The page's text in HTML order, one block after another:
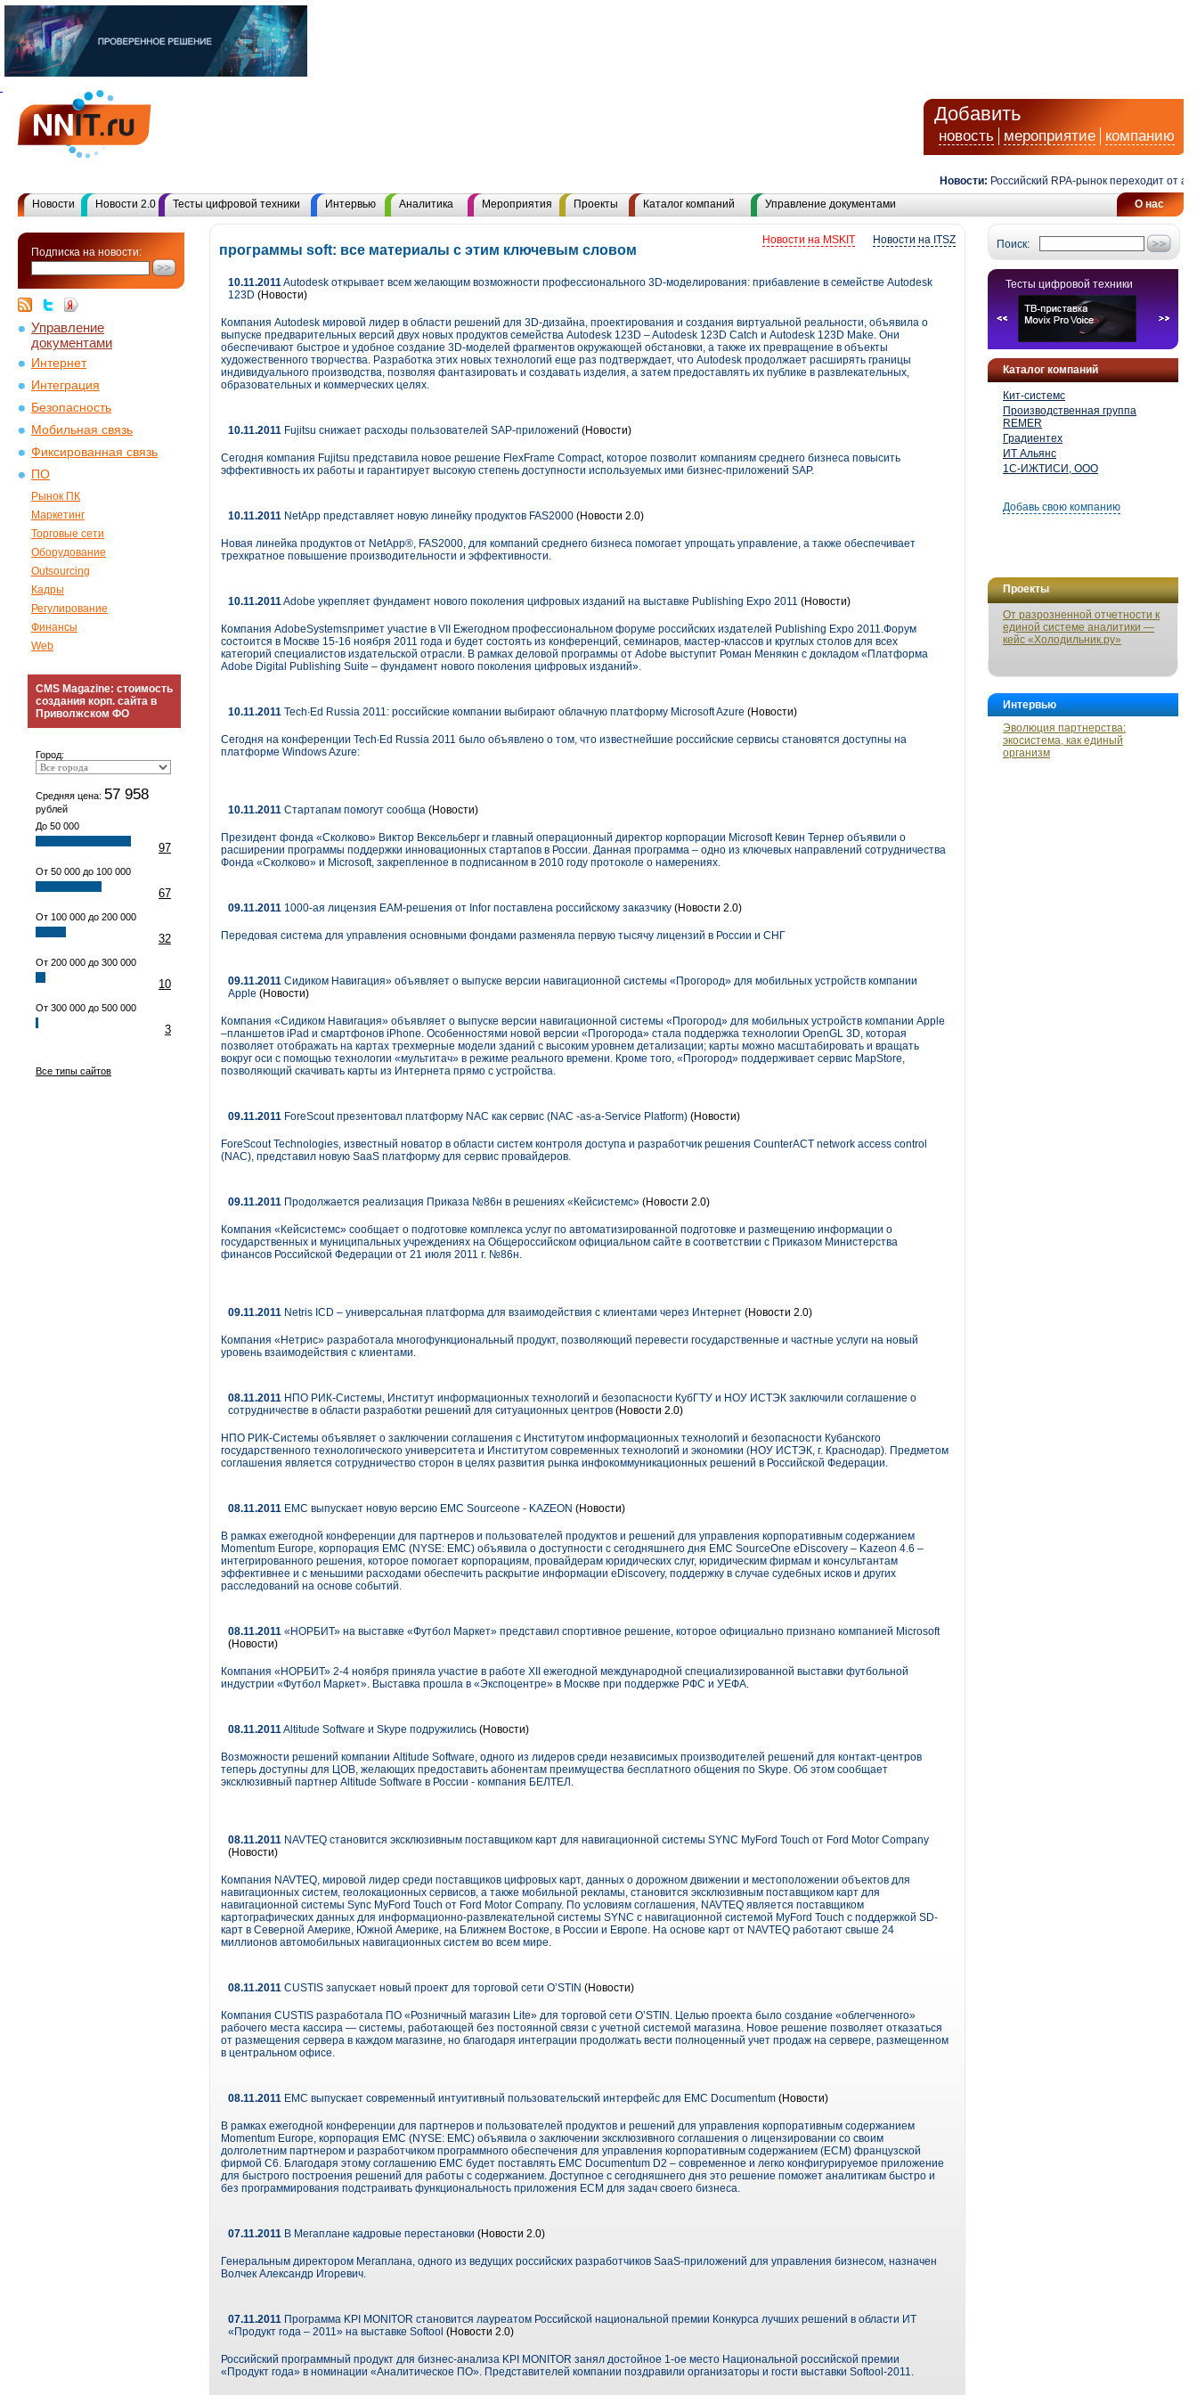
Добавить
новость мероприятие компанию
Новости: Российский RPA-рынок переходит от
О нас
Новости Новости 2.0 Тесты цифровой техники Интервью Аналитика Мероприятия Проекты Каталог компаний Управление документами
Подписка на новости:
Управление
документами
Интернет
Интеграция
Безопасность
Мобильная связь
Фиксированная связь
ПО
Рынок ПК
Маркетинг
Торговые сети
Оборудование
Outsourcing
Кадры
Регулирование
Финансы
Web
CMS Magazine: стоимость
создания корп. сайта в
Приволжском ФО
Город:
Средняя цена: 57 958
рублей
До 50 000
97
От 50 000 до 100 000
67
От 100 000 до 200 000
32
От 200 000 до 300 000
10
От 300 000 до 500 000
3
Все типы сайтов
Поиск:
Тесты цифровой техники
Каталог компаний
Кит-системс
Производственная группа
REMER
Градиентех
ИТ Альянс
1С-ИЖТИСИ, ООО
Добавь свою компанию
Проекты
От разрозненной отчетности к
единой системе аналитики —
кейс «Холодильник.ру»
Интервью
Эволюция партнерства:
экосистема, как единый
организм
Новости на ITSZ
Новости на MSKIT
программы soft: все материалы с этим ключевым словом
10.11.2011Autodesk открывает всем желающим возможности профессионального 3D-моделирования: прибавление в семействе Autodesk
123D (Новости)
Компания Autodesk мировой лидер в области решений для 3D-дизайна, проектирования и создания виртуальной реальности, объявила о
выпуске предварительных версий двух новых продуктов семейства Autodesk 123D – Autodesk 123D Catch и Autodesk 123D Make. Они
обеспечивают быстрое и удобное создание 3D-моделей фрагментов окружающей обстановки, а также их превращение в объекты
художественного творчества. Разработка этих новых технологий еще раз подтверждает, что Autodesk продолжает расширять границы
индивидуального производства, позволяя фантазировать и создавать изделия, а затем предоставлять их публике в развлекательных,
образовательных и коммерческих целях.
10.11.2011 Fujitsu снижает расходы пользователей SAP-приложений (Новости)
Сегодня компания Fujitsu представила новое решение FlexFrame Compact, которое позволит компаниям среднего бизнеса повысить
эффективность их работы и гарантирует высокую степень доступности используемых ими бизнес-приложений SAP.
10.11.2011 NetApp представляет новую линейку продуктов FAS2000 (Новости 2.0)
Новая линейка продуктов от NetApp®, FAS2000, для компаний среднего бизнеса помогает упрощать управление, а также обеспечивает
трехкратное повышение производительности и эффективности.
10.11.2011Adobe укрепляет фундамент нового поколения цифровых изданий на выставке Publishing Expo 2011 (Новости)
Компания AdobeSystemsпримет участие в VII Ежегодном профессиональном форуме российских издателей Publishing Expo 2011.Форум
состоится в Москве 15-16 ноября 2011 года и будет состоять из конференций, семинаров, мастер-классов и круглых столов для всех
категорий специалистов издательской отрасли. В рамках деловой программы от Adobe выступит Роман Менякин с докладом «Платформа
Adobe Digital Publishing Suite – фундамент нового поколения цифровых изданий».
10.11.2011 Tech∙Ed Russia 2011: российские компании выбирают облачную платформу Microsoft Azure (Новости)
Сегодня на конференции Tech∙Ed Russia 2011 было объявлено о том, что известнейшие российские сервисы становятся доступны на
платформе Windows Azure:
10.11.2011 Стартапам помогут сообща (Новости)
Президент фонда «Сколково» Виктор Вексельберг и главный операционный директор корпорации Microsoft Кевин Тернер объявили о
расширении программы поддержки инновационных стартапов в России. Данная программа – одно из ключевых направлений сотрудничества
Фонда «Сколково» и Microsoft, закрепленное в подписанном в 2010 году протоколе о намерениях.
09.11.2011 1000-ая лицензия ЕАМ-решения от Infor поставлена российскому заказчику (Новости 2.0)
Передовая система для управления основными фондами разменяла первую тысячу лицензий в России и СНГ
09.11.2011 Сидиком Навигация» объявляет о выпуске версии навигационной системы «Прогород» для мобильных устройств компании
Apple (Новости)
Компания «Сидиком Навигация» объявляет о выпуске версии навигационной системы «Прогород» для мобильных устройств компании Apple
–планшетов iPad и смартфонов iPhone. Особенностями новой версии «Прогорода» стала поддержка технологии OpenGL 3D, которая
позволяет отображать на картах трехмерные модели зданий с высоким уровнем детализации; карты можно масштабировать и вращать
вокруг оси с помощью технологии «мультитач» в режиме реального времени. Кроме того, «Прогород» поддерживает сервис MapStore,
позволяющий скачивать карты из Интернета прямо с устройства.
09.11.2011 ForeScout презентовал платформу NAC как сервис (NAC -as-a-Service Platform) (Новости)
ForeScout Technologies, известный новатор в области систем контроля доступа и разработчик решения CounterACT network access control
(NAC), представил новую SaaS платформу для сервис провайдеров.
09.11.2011 Продолжается реализация Приказа №86н в решениях «Кейсистемс» (Новости 2.0)
Компания «Кейсистемс» сообщает о подготовке комплекса услуг по автоматизированной подготовке и размещению информации о
государственных и муниципальных учреждениях на Общероссийском официальном сайте в соответствии с Приказом Министерства
финансов Российской Федерации от 21 июля 2011 г. №86н.
09.11.2011 Netris ICD – универсальная платформа для взаимодействия с клиентами через Интернет (Новости 2.0)
Компания «Нетрис» разработала многофункциональный продукт, позволяющий перевести государственные и частные услуги на новый
уровень взаимодействия с клиентами.
08.11.2011 НПО РИК-Системы, Институт информационных технологий и безопасности КубГТУ и НОУ ИСТЭК заключили соглашение о
сотрудничестве в области разработки решений для ситуационных центров (Новости 2.0)
НПО РИК-Системы объявляет о заключении соглашения с Институтом информационных технологий и безопасности Кубанского
государственного технологического университета и Институтом современных технологий и экономики (НОУ ИСТЭК, г. Краснодар). Предметом
соглашения является сотрудничество сторон в целях развития рынка инфокоммуникационных решений в Российской Федерации.
08.11.2011 EMC выпускает новую версию EMC Sourceone - KAZEON (Новости)
В рамках ежегодной конференции для партнеров и пользователей продуктов и решений для управления корпоративным содержанием
Momentum Europe, корпорация EMC (NYSE: EMC) объявила о доступности с сегодняшнего дня EMC SourceOne eDiscovery – Kazeon 4.6 –
интегрированного решения, которое помогает корпорациям, провайдерам юридических слуг, юридическим фирмам и консультантам
эффективнее и с меньшими расходами обеспечить раскрытие информации eDiscovery, поддержку в случае судебных исков и других
расследований на основе событий.
08.11.2011 «НОРБИТ» на выставке «Футбол Маркет» представил спортивное решение, которое официально признано компанией Microsoft
(Новости)
Компания «НОРБИТ» 2-4 ноября приняла участие в работе XII ежегодной международной специализированной выставки футбольной
индустрии «Футбол Маркет». Выставка прошла в «Экспоцентре» в Москве при поддержке РФС и УЕФА.
08.11.2011Altitude Software и Skype подружились (Новости)
Возможности решений компании Altitude Software, одного из лидеров среди независимых производителей решений для контакт-центров
теперь доступны для ЦОВ, желающих предоставить абонентам преимущества бесплатного общения по Skype. Об этом сообщает
эксклюзивный партнер Altitude Software в России - компания БЕЛТЕЛ.
08.11.2011 NAVTEQ становится эксклюзивным поставщиком карт для навигационной системы SYNC MyFord Touch от Ford Motor Company
(Новости)
Компания NAVTEQ, мировой лидер среди поставщиков цифровых карт, данных о дорожном движении и местоположении объектов для
навигационных систем, геолокационных сервисов, а также мобильной рекламы, становится эксклюзивным поставщиком карт для
навигационной системы Sync MyFord Touch от Ford Motor Company. По условиям соглашения, NAVTEQ является поставщиком
картографических данных для информационно-развлекательной системы SYNC с навигационной системой MyFord Touch с поддержкой SD-
карт в Северной Америке, Южной Америке, на Ближнем Востоке, в России и Европе. На основе карт от NAVTEQ работают свыше 24
миллионов автомобильных навигационных систем во всем мире.
08.11.2011 CUSTIS запускает новый проект для торговой сети O’STIN (Новости)
Компания CUSTIS разработала ПО «Розничный магазин Lite» для торговой сети O’STIN. Целью проекта было создание «облегченного»
рабочего места кассира — системы, работающей без постоянной связи с учетной системой магазина. Новое решение позволяет отказаться
от размещения сервера в каждом магазине, но благодаря интеграции продолжать вести полноценный учет продаж на сервере, размещенном
в центральном офисе.
08.11.2011 EMC выпускает современный интуитивный пользовательский интерфейс для ЕМС Documentum (Новости)
В рамках ежегодной конференции для партнеров и пользователей продуктов и решений для управления корпоративным содержанием
Momentum Europe, корпорация EMC (NYSE: EMC) объявила о заключении эксклюзивного соглашения о лицензировании со своим
долголетним партнером и разработчиком программного обеспечения для управления корпоративным содержанием (ECM) французской
фирмой C6. Благодаря этому соглашению EMC будет поставлять EMC Documentum D2 – современное и легко конфигурируемое приложение
для быстрого построения решений для работы с содержанием. Доступное с сегодняшнего дня это решение поможет аналитикам быстро и
без программирования подстраивать функциональность приложения ECM для задач своего бизнеса.
07.11.2011 В Мегаплане кадровые перестановки (Новости 2.0)
Генеральным директором Мегаплана, одного из ведущих российских разработчиков SaaS-приложений для управления бизнесом, назначен
Волчек Александр Игоревич.
07.11.2011 Программа KPI MONITOR становится лауреатом Российской национальной премии Конкурса лучших решений в области ИТ
«Продукт года – 2011» на выставке Softool (Новости 2.0)
Российский программный продукт для бизнес-анализа KPI MONITOR занял достойное 1-ое место Национальной российской премии
«Продукт года» в номинации «Аналитическое ПО». Представителей компании поздравили организаторы и гости выставки Softool-2011.